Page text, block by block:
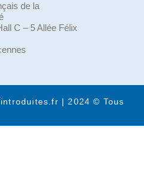
de la
C – 5 Allée Félix
| 2024 © Tous